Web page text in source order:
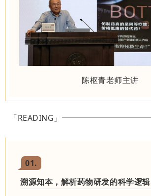
陈枢青老师主讲
「READING」
01.
溯源知本，解析药物研发的科学逻辑